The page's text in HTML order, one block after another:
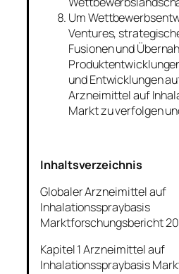
Um
Ventures,
Fusionen und
und Entwicklungen
Arzneimittel auf
Markt zu verfolgen
Inhaltsverzeichnis
Globaler Arzneimittel auf
Inhalationsspraybasis
Marktforschungsbericht
Kapitel 1 Arzneimittel auf
Inhalationsspraybasis